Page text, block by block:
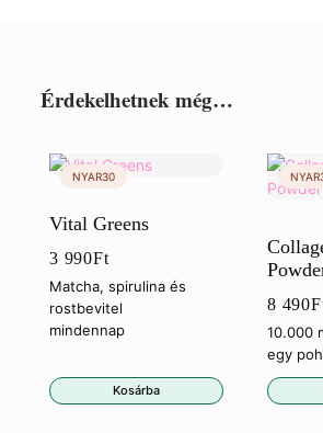
Érdekelhetnek még…
Vital Greens
3 990Ft
Matcha, spirulina és
rostbevitel
mindennap
Kosárba
8 490
10.000
egy